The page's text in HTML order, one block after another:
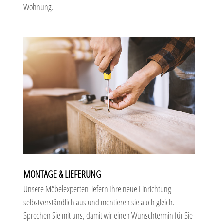
Wohnung.
MONTAGE & LIEFERUNG
Unsere Möbelexperten liefern Ihre neue Einrichtung
selbstverständlich aus und montieren sie auch gleich.
Sprechen Sie mit uns, damit wir einen Wunschtermin für Sie